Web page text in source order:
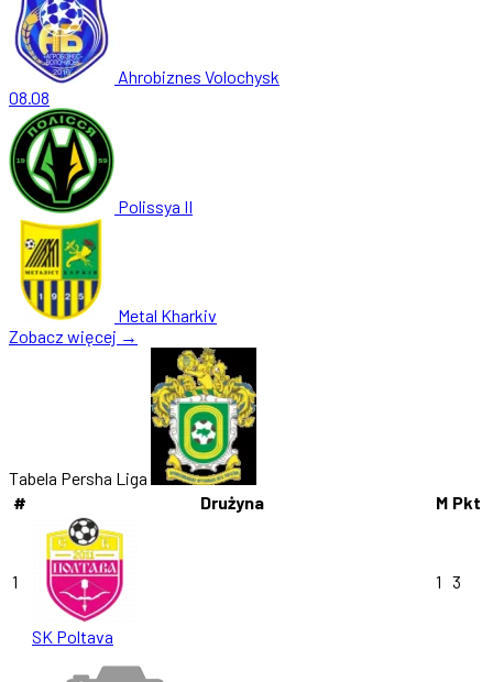
Ahrobiznes Volochysk
08.08
Polissya II
Metal Kharkiv
Zobacz więcej →
Tabela Persha Liga
#
Drużyna M Pkt
1
SK Poltava
1 3